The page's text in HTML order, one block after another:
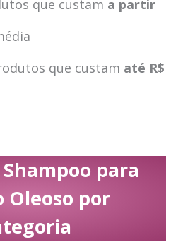
que custam a partir
que custam até R$
para
Oleoso por